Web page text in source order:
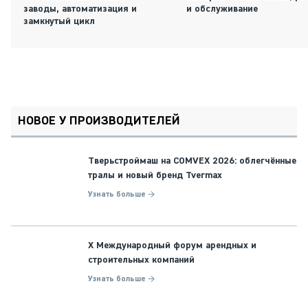
заводы, автоматизация и
замкнутый цикл
и обслуживание
НОВОЕ У ПРОИЗВОДИТЕЛЕЙ
Тверьстроймаш на COMVEX 2026: облегчённые
тралы и новый бренд Tvermax
Узнать больше →
X Международный форум арендных и
строительных компаний
Узнать больше →